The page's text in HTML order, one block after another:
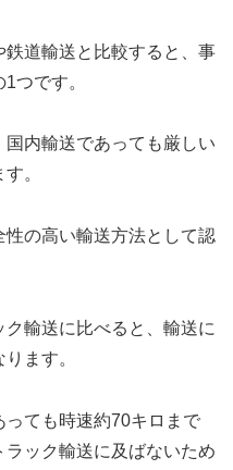
鉄道輸送と比較すると、事
つです。
内輸送であっても厳しい
。
の高い輸送方法として認
輸送に比べると、輸送に
ます。
ても時速約70キロまで
ック輸送に及ばないため